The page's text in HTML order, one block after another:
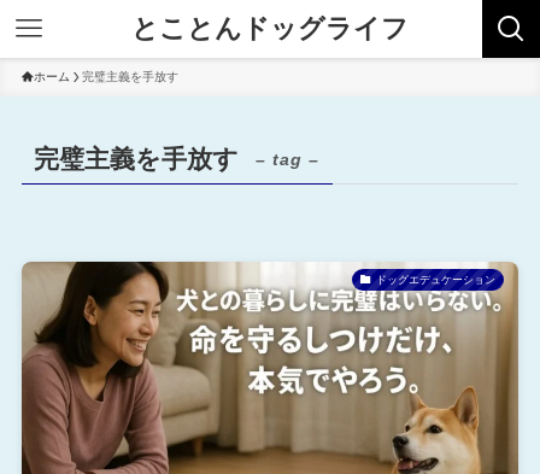
とことんドッグライフ
ホーム 完璧主義を手放す
完璧主義を手放す – tag –
ドッグエデュケーション